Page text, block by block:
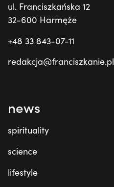
ul. Franciszkańska 12
32-600 Harmęże
+48 33 843-07-11
redakcja@franciszkanie.pl
news
spirituality
science
lifestyle